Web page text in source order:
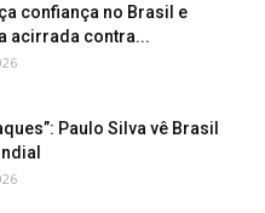
confiança no Brasil e
acirrada contra...
Paulo Silva vê Brasil